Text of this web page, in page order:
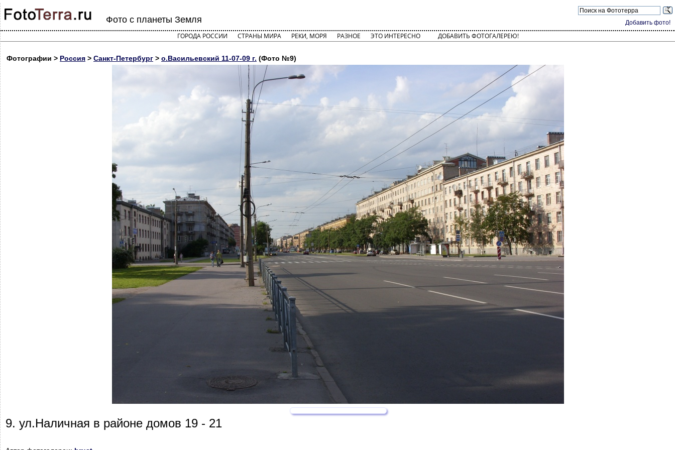
Добавить фото!
Фото с планеты Земля
ГОРОДА РОССИИ СТРАНЫ МИРА РЕКИ, МОРЯ РАЗНОЕ ЭТО ИНТЕРЕСНО ДОБАВИТЬ ФОТОГАЛЕРЕЮ!
Фотографии > Россия > Санкт-Петербург > о.Васильевский 11-07-09 г. (Фото №9)
9. ул.Наличная в районе домов 19 - 21